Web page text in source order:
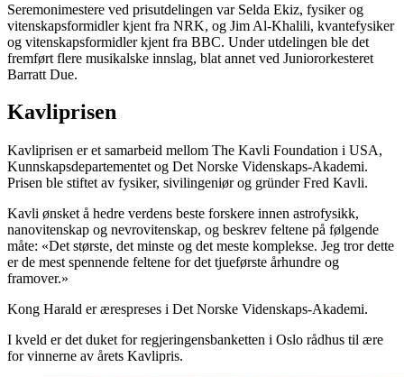
Seremonimestere ved prisutdelingen var Selda Ekiz, fysiker og
vitenskapsformidler kjent fra NRK, og Jim Al-Khalili, kvantefysiker
og vitenskapsformidler kjent fra BBC. Under utdelingen ble det
fremført flere musikalske innslag, blat annet ved Juniororkesteret
Barratt Due.
Kavliprisen
Kavliprisen er et samarbeid mellom The Kavli Foundation i USA,
Kunnskapsdepartementet og Det Norske Videnskaps-Akademi.
Prisen ble stiftet av fysiker, sivilingeniør og gründer Fred Kavli.
Kavli ønsket å hedre verdens beste forskere innen astrofysikk,
nanovitenskap og nevrovitenskap, og beskrev feltene på følgende
måte: «Det største, det minste og det meste komplekse. Jeg tror dette
er de mest spennende feltene for det tjueførste århundre og
framover.»
Kong Harald er ærespreses i Det Norske Videnskaps-Akademi.
I kveld er det duket for regjeringensbanketten i Oslo rådhus til ære
for vinnerne av årets Kavlipris.